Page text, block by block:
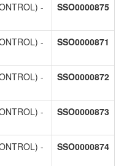
-
SSO0000875
-
SSO0000871
-
SSO0000872
-
SSO0000873
-
SSO0000874